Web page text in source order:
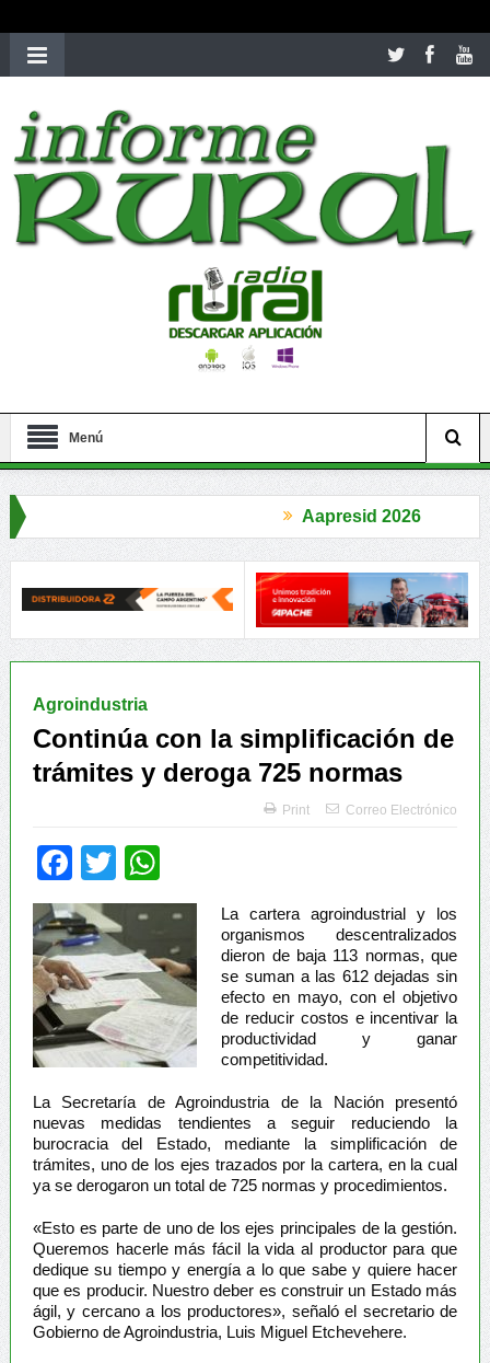
richardmillereplica
women.patekphilippe.tofor sale in usa recognized command with
dining room table ceremony. welcome to our
perfectwatches.is
shop. bestyoungsexdoll.comwith professional customer
services. 1: 1 design high https://reallydiamond.com/
Menú
Rurales Legisladores y Especialistas abordaron claves para
Agroindustria
Continúa con la simplificación de
trámites y deroga 725 normas
Print Correo Electrónico
Facebook
Twitter
La cartera agroindustrial y los
organismos descentralizados
dieron de baja 113 normas, que
se suman a las 612 dejadas sin
efecto en mayo, con el objetivo
de reducir costos e incentivar la
productividad y ganar
competitividad.
La Secretaría de Agroindustria de la Nación presentó
nuevas medidas tendientes a seguir reduciendo la
burocracia del Estado, mediante la simplificación de
trámites, uno de los ejes trazados por la cartera, en la cual
ya se derogaron un total de 725 normas y procedimientos.
«Esto es parte de uno de los ejes principales de la gestión.
Queremos hacerle más fácil la vida al productor para que
dedique su tiempo y energía a lo que sabe y quiere hacer
que es producir. Nuestro deber es construir un Estado más
ágil, y cercano a los productores», señaló el secretario de
Gobierno de Agroindustria, Luis Miguel Etchevehere.